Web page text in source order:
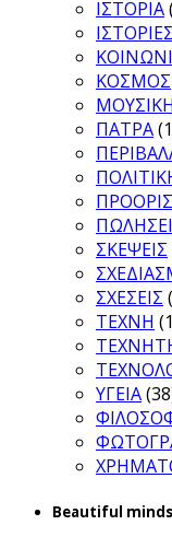
ΙΣΤΟΡΙΑ
ΙΣΤΟΡΙΕΣ
ΚΟΣΜΟΣ
ΜΟΥΣΙΚΗ
ΠΑΤΡΑ
ΣΚΕΨΕΙΣ
ΣΧΕΣΕΙΣ
ΤΕΧΝΗ
ΥΓΕΙΑ
Beautiful